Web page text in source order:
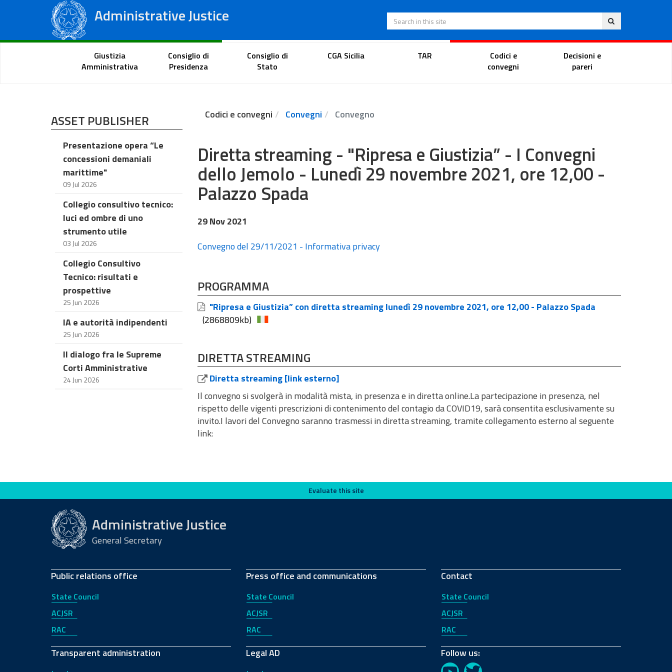
Administrative Justice
Regional Administrative Courts
Eng
Search in this site
Citizen Portal Lawyer's portal Magistrate Portal
Giustizia
Amministrativa
Consiglio di
Presidenza
Consiglio di
Stato
CGA Sicilia TAR
Codici e
convegni
Decisioni e
pareri
ASSET PUBLISHER
Presentazione opera “Le
concessioni demaniali
marittime"
09 Jul 2026
Collegio consultivo tecnico:
luci ed ombre di uno
strumento utile
03 Jul 2026
Collegio Consultivo
Tecnico: risultati e
prospettive
25 Jun 2026
IA e autorità indipendenti
25 Jun 2026
Il dialogo fra le Supreme
Corti Amministrative
24 Jun 2026
Codici e convegni Convegni Convegno
Diretta streaming - "Ripresa e Giustizia” - I Convegni
dello Jemolo - Lunedì 29 novembre 2021, ore 12,00 -
Palazzo Spada
29 Nov 2021
Convegno del 29/11/2021 - Informativa privacy
PROGRAMMA
"Ripresa e Giustizia” con diretta streaming lunedì 29 novembre 2021, ore 12,00 - Palazzo Spada
(2868809kb)
DIRETTA STREAMING
Diretta streaming [link esterno]
Il convegno si svolgerà in modalità mista, in presenza e in diretta online. ​​​​​​​La partecipazione in presenza, nel
rispetto delle vigenti prescrizioni di contenimento del contagio da COVID19, sarà consentita esclusivamente su
invito. ​​​​​​​I lavori del Convegno saranno trasmessi in diretta streaming, tramite collegamento esterno al seguente
link:
Evaluate this site Evaluate this site
Administrative Justice
General Secretary
Public relations office
State Council
ACJSR
RAC
Transparent administration
Press office and communications
State Council
ACJSR
RAC
Legal AD
Contact
State Council
ACJSR
RAC
Follow us: